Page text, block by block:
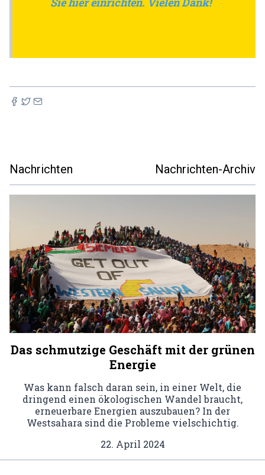
Nachrichten Nachrichten-Archiv
Das schmutzige Geschäft mit der grünen
Energie
Was kann falsch daran sein, in einer Welt, die
dringend einen ökologischen Wandel braucht,
erneuerbare Energien auszubauen? In der
Westsahara sind die Probleme vielschichtig.
22. April 2024